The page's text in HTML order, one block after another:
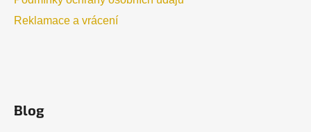
Reklamace a vrácení
Blog